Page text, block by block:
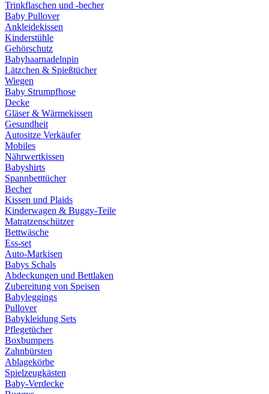
Trinkflaschen und -becher
Baby Pullover
Ankleidekissen
Kinderstühle
Gehörschutz
Babyhaarnadelnpin
Lätzchen & Spießtücher
Wiegen
Baby Strumpfhose
Decke
Gläser & Wärmekissen
Gesundheit
Autositze Verkäufer
Mobiles
Nährwertkissen
Babyshirts
Spannbetttücher
Becher
Kissen und Plaids
Kinderwagen & Buggy-Teile
Matratzenschützer
Bettwäsche
Ess-set
Auto-Markisen
Babys Schals
Abdeckungen und Bettlaken
Zubereitung von Speisen
Babyleggings
Pullover
Babykleidung Sets
Pflegetücher
Boxbumpers
Zahnbürsten
Ablagekörbe
Spielzeugkästen
Baby-Verdecke